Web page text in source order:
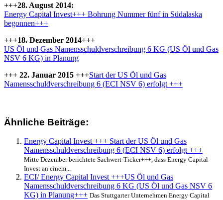
+++28. August 2014:
Energy Capital Invest+++ Bohrung Nummer fünf in Südalaska
begonnen+++
+++18. Dezember 2014+++
US Öl und Gas Namensschuldverschreibung 6 KG (US Öl und Gas
NSV 6 KG) in Planung
+++ 22. Januar 2015 +++Start der US Öl und Gas
Namensschuldverschreibung 6 (ECI NSV 6) erfolgt +++
Ähnliche Beiträge:
Energy Capital Invest +++ Start der US Öl und Gas
Namensschuldverschreibung 6 (ECI NSV 6) erfolgt +++
Mitte Dezember berichtete Sachwert-Ticker+++, dass Energy Capital
Invest an einem...
ECI/ Energy Capital Invest +++US Öl und Gas
Namensschuldverschreibung 6 KG (US Öl und Gas NSV 6
KG) in Planung+++ Das Stuttgarter Unternehmen Energy Capital